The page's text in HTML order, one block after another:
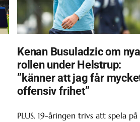
Kenan Busuladzic om nya
rollen under Helstrup:
”känner att jag får
offensiv frihet”
PLUS. 19-åringen trivs att spela på